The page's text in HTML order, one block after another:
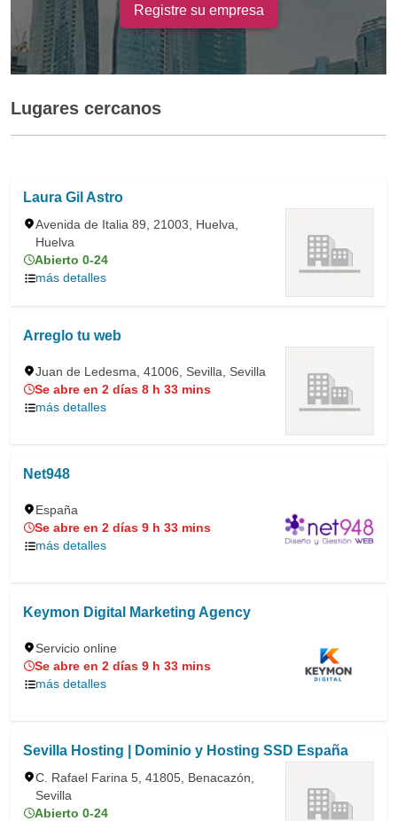
Registre su empresa
Lugares cercanos
Laura Gil Astro
Avenida de Italia 89, 21003, Huelva,
Huelva
Abierto 0-24
más detalles
Arreglo tu web
Juan de Ledesma, 41006, Sevilla, Sevilla
Se abre en 2 días 8 h 33 mins
más detalles
Net948
España
Se abre en 2 días 9 h 33 mins
más detalles
Keymon Digital Marketing Agency
Servicio online
Se abre en 2 días 9 h 33 mins
más detalles
Sevilla Hosting | Dominio y Hosting SSD España
C. Rafael Farina 5, 41805, Benacazón,
Sevilla
Abierto 0-24